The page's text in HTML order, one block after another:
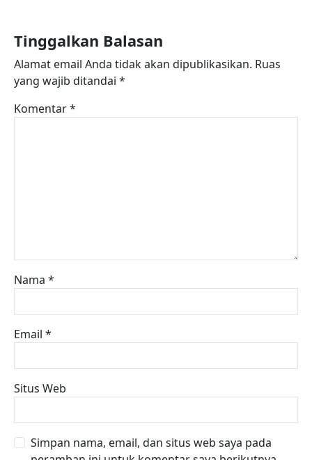
Tinggalkan Balasan
Alamat email Anda tidak akan dipublikasikan. Ruas
yang wajib ditandai *
Komentar*
Nama *
Email *
Situs Web
Simpan nama, email, dan situs web saya pada